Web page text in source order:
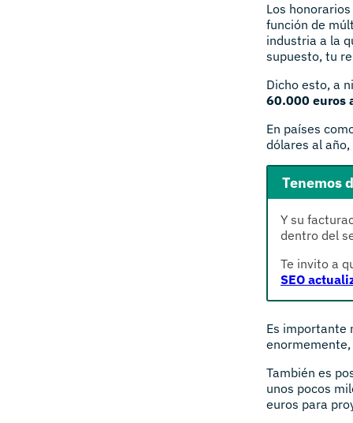
Los
función de
industria a la
supuesto, tu
Dicho esto, a
60.000 euros
En países
dólares al
Tenemos
Y su
dentro del
Te invito a
SEO
Es importante
También es
unos pocos
euros para